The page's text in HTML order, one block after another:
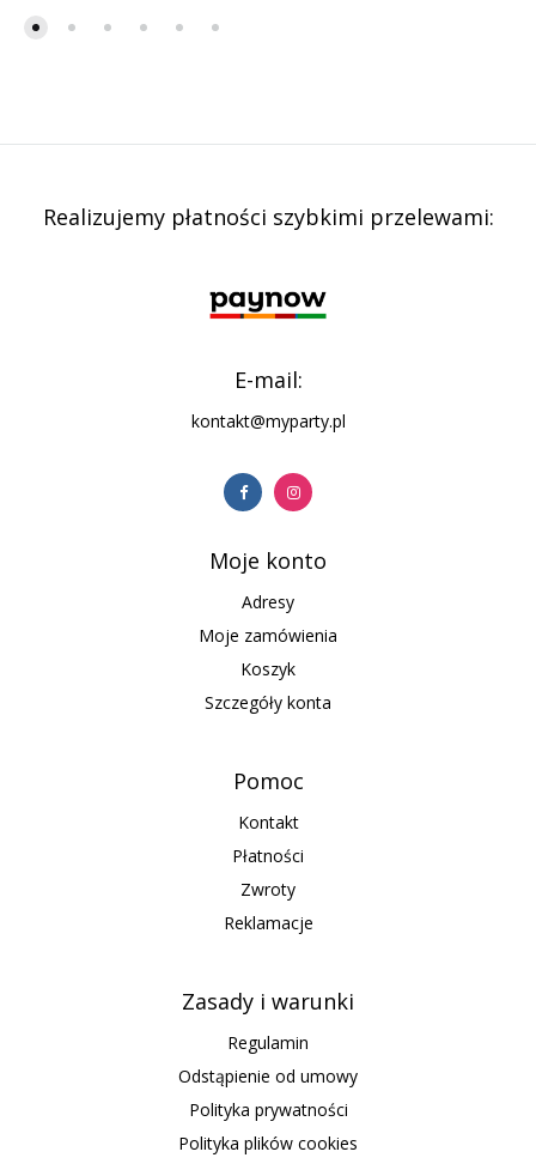
Realizujemy płatności szybkimi przelewami:
E-mail:
kontakt@myparty.pl
Moje konto
Adresy
Moje zamówienia
Koszyk
Szczegóły konta
Pomoc
Kontakt
Płatności
Zwroty
Reklamacje
Zasady i warunki
Regulamin
Odstąpienie od umowy
Polityka prywatności
Polityka plików cookies